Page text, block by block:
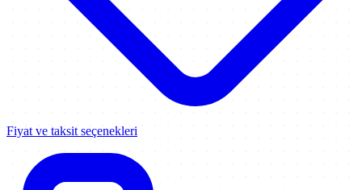
Fiyat ve taksit seçenekleri